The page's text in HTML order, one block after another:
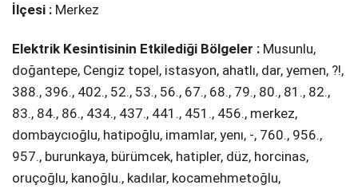
İlçesi : Merkez
Elektrik Kesintisinin Etkilediği Bölgeler : Musunlu,
doğantepe, Cengiz topel, i̇stasyon, ahatlı, dar, yemen, ?!,
388., 396., 402., 52., 53., 56., 67., 68., 79., 80., 81., 82.,
83., 84., 86., 434., 437., 441., 451., 456., merkez,
dombaycıoğlu, hati̇poğlu, i̇mamlar, yenı, -, 760., 956.,
957., burunkaya, bürümcek, hati̇pler, düz, horci̇nas,
oruçoğlu, kanoğlu., kadılar, kocamehmetoğlu,